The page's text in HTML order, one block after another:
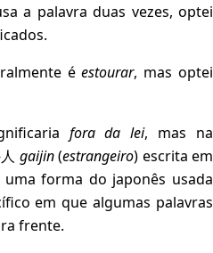
a palavra duas vezes, optei
éestourar, mas optei
fora da lei, mas na
gaijin(estrangeiro) escrita em
forma do japonês usada
em que algumas palavras
frente.